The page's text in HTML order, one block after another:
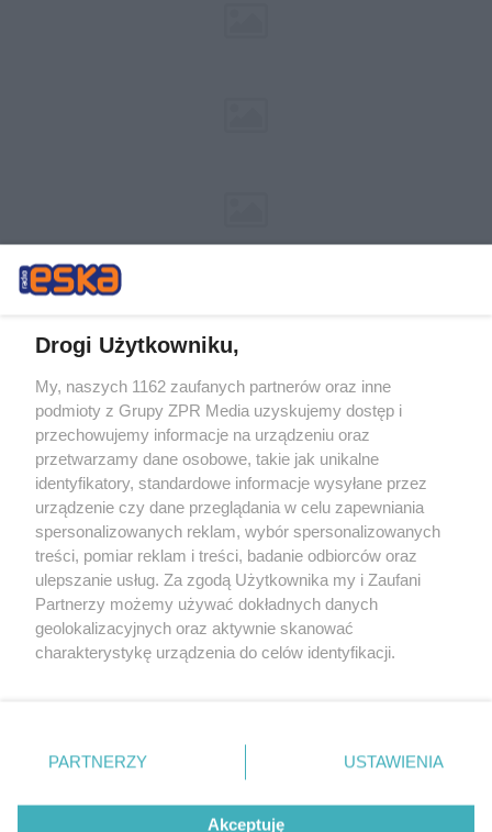
Żaden utwór zamieszczony w serwisie nie może być powielany i
rozpowszechniany lub dalej rozpowszechniany w jakikolwiek sposób (w
tym także elektroniczny lub mechaniczny) na jakimkolwiek polu
eksploatacji w jakiejkolwiek formie, włącznie z umieszczaniem w
Internecie bez pisemnej zgody właściciela praw. Jakiekolwiek użycie lub
wykorzystanie utworów w całości lub w części z naruszeniem prawa,
tzn. bez właściwej zgody, jest zabronione pod groźbą kary i może być
ścigane prawnie.
© 2026 Grupa ZPR Media
Drogi Użytkowniku,
My, naszych 1162 zaufanych partnerów oraz inne
podmioty z Grupy ZPR Media uzyskujemy dostęp i
przechowujemy informacje na urządzeniu oraz
przetwarzamy dane osobowe, takie jak unikalne
identyfikatory, standardowe informacje wysyłane przez
urządzenie czy dane przeglądania w celu zapewniania
spersonalizowanych reklam, wybór spersonalizowanych
treści, pomiar reklam i treści, badanie odbiorców oraz
ulepszanie usług. Za zgodą Użytkownika my i Zaufani
Partnerzy możemy używać dokładnych danych
geolokalizacyjnych oraz aktywnie skanować
charakterystykę urządzenia do celów identyfikacji.
zmienić/wycofać klikając przycisk ustawień prywatności
znajdujący się w lewym dolnym rogu strony
rodzaje przetwarzania danych nie wymagają zgody
użytkownika, ale masz prawo sprzeciwić się takiemu
PARTNERZY USTAWIENIA
Akceptuję